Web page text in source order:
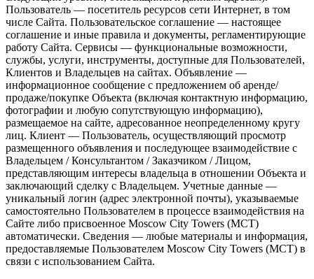
Пользователь — посетитель ресурсов сети Интернет, в том
числе Сайта. Пользовательское соглашение — настоящее
соглашение и иные правила и документы, регламентирующие
работу Сайта. Сервисы — функциональные возможности,
службы, услуги, инструменты, доступные для Пользователей,
Клиентов и Владельцев на сайтах. Объявление —
информационное сообщение с предложением об аренде/
продаже/покупке Объекта (включая контактную информацию,
фотографии и любую сопутствующую информацию),
размещаемое на сайте, адресованное неопределенному кругу
лиц. Клиент — Пользователь, осуществляющий просмотр
размещенного объявления и последующее взаимодействие с
Владельцем / Консультантом / Заказчиком / Лицом,
представляющим интересы владельца в отношении Объекта и
заключающий сделку с Владельцем. Учетные данные —
уникальный логин (адрес электронной почты), указываемые
самостоятельно Пользователем в процессе взаимодействия на
Сайте либо присвоенное Moscow City Towers (МСТ)
автоматически. Сведения — любые материалы и информация,
предоставляемые Пользователем Moscow City Towers (МСТ) в
связи с использованием Сайта.